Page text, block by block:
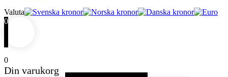
Valuta
0
0
Din varukorg